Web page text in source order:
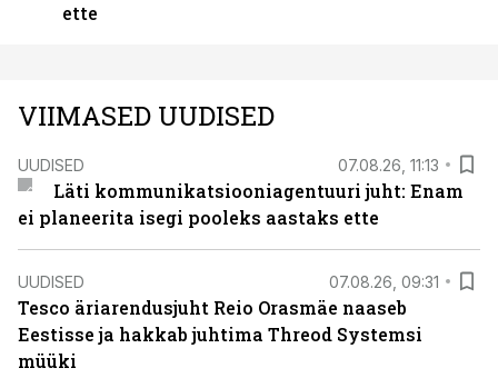
ette
VIIMASED UUDISED
UUDISED 07.08.26, 11:13
Läti kommunikatsiooniagentuuri juht: Enam
ei planeerita isegi pooleks aastaks ette
UUDISED 07.08.26, 09:31
Tesco äriarendusjuht Reio Orasmäe naaseb
Eestisse ja hakkab juhtima Threod Systemsi
müüki